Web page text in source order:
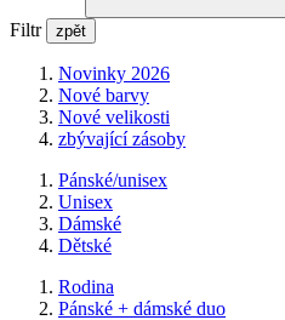
Filtr zpět
Novinky 2026
Nové barvy
Nové velikosti
zbývající zásoby
Pánské/unisex
Unisex
Dámské
Dětské
Rodina
Pánské + dámské duo